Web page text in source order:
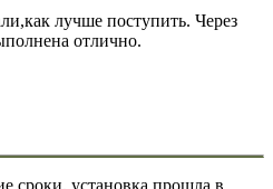
лучше поступить. Через
отлично.